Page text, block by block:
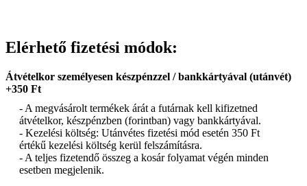
Elérhető fizetési módok:
Átvételkor személyesen készpénzzel / bankkártyával (utánvét)
+350 Ft
- A megvásárolt termékek árát a futárnak kell kifizetned
átvételkor, készpénzben (forintban) vagy bankkártyával.
- Kezelési költség: Utánvétes fizetési mód esetén 350 Ft
értékű kezelési költség kerül felszámításra.
- A teljes fizetendő összeg a kosár folyamat végén minden
esetben megjelenik.